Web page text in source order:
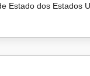
Estado dos Estados